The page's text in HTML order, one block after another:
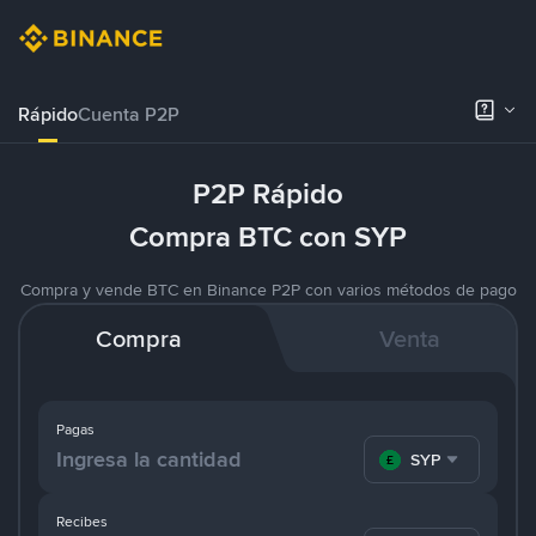
RápidoCuenta P2P
P2P Rápido
Compra BTC con SYP
Compra y vende BTC en Binance P2P con varios métodos de pago
Compra Venta
Pagas
SYP
Recibes